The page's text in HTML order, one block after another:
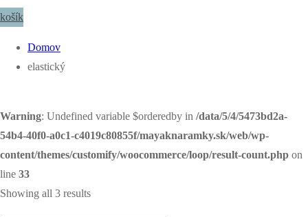
košík
Domov
elastický
Warning: Undefined variable $orderedby in /data/5/4/5473bd2a-
54b4-40f0-a0c1-c4019c80855f/mayaknaramky.sk/web/wp-
content/themes/customify/woocommerce/loop/result-count.php on
line 33
Showing all 3 results